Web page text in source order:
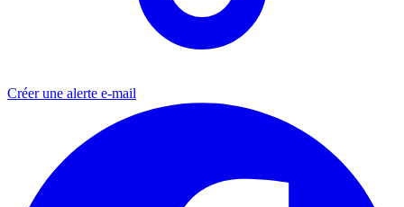
Créer une alerte e-mail